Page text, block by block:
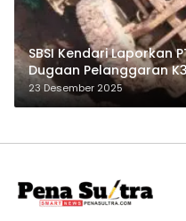
SBSI Kendari Laporkan
Dugaan Pelanggaran
23 Desember 2025